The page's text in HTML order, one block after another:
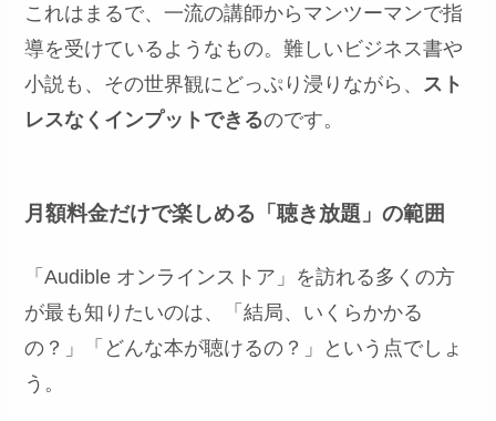
これはまるで、一流の講師からマンツーマンで指
導を受けているようなもの。難しいビジネス書や
小説も、その世界観にどっぷり浸りながら、 スト
レスなくインプットできるのです。
月額料金だけで楽しめる「聴き放題」の範囲
「Audible オンラインストア」を訪れる多くの方
が最も知りたいのは、「結局、いくらかかる
の？」「どんな本が聴けるの？」という点でしょ
う。